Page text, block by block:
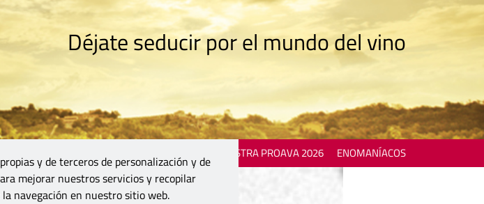
Déjate seducir por el mundo del vino
MOSTRA PROAVA 2026 ENOMANÍACOS
y de terceros de personalización y de
mejorar nuestros servicios y recopilar
navegación en nuestro sitio web.